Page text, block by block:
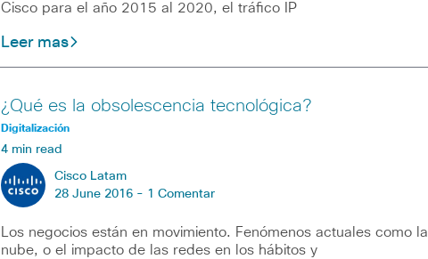
Cisco para el año 2015 al 2020, el tráfico IP
Leer mas
¿Qué es la obsolescencia tecnológica?
Digitalización
4 min read
Cisco Latam
28 June 2016 - 1 Comentar
Los negocios están en movimiento. Fenómenos actuales como la
nube, o el impacto de las redes en los hábitos y